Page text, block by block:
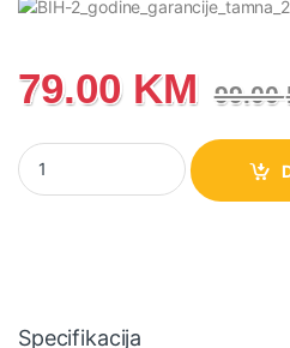
79.00 KM 99.00
Parna pegla Gorenje GS2100BKV
Specifikacija